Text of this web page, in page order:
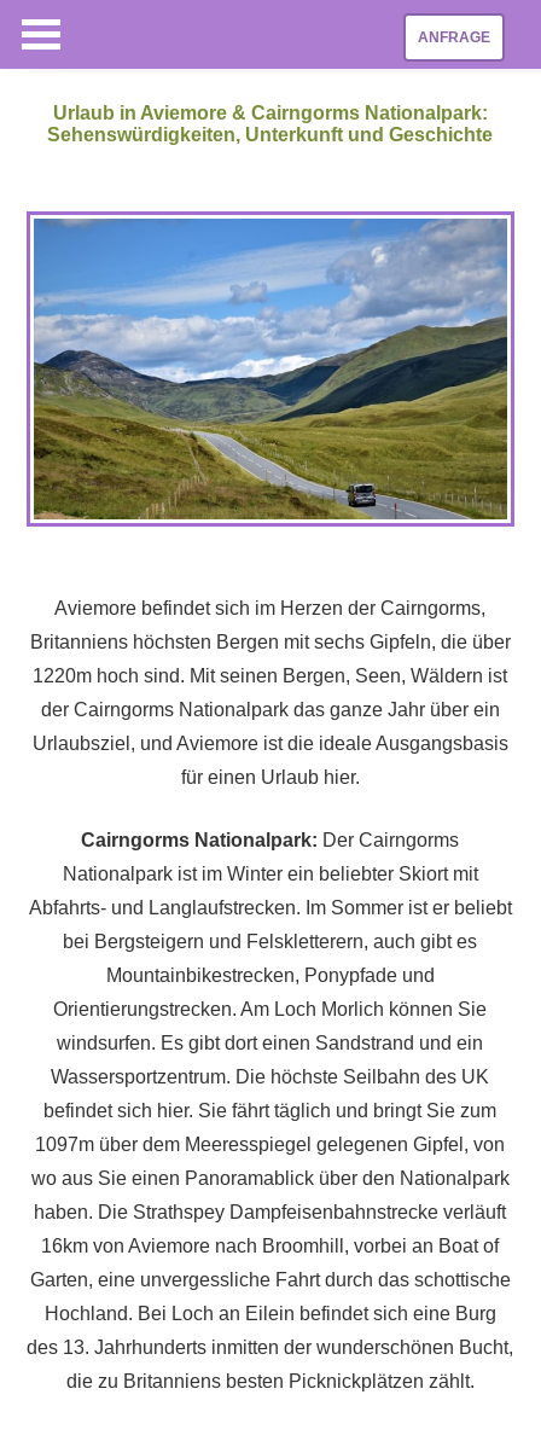
ANFRAGE
Urlaub in Aviemore & Cairngorms Nationalpark:
Sehenswürdigkeiten, Unterkunft und Geschichte
Aviemore befindet sich im Herzen der Cairngorms,
Britanniens höchsten Bergen mit sechs Gipfeln, die über
1220m hoch sind. Mit seinen Bergen, Seen, Wäldern ist
der Cairngorms Nationalpark das ganze Jahr über ein
Urlaubsziel, und Aviemore ist die ideale Ausgangsbasis
für einen Urlaub hier.
Cairngorms Nationalpark: Der Cairngorms
Nationalpark ist im Winter ein beliebter Skiort mit
Abfahrts- und Langlaufstrecken. Im Sommer ist er beliebt
bei Bergsteigern und Felskletterern, auch gibt es
Mountainbikestrecken, Ponypfade und
Orientierungstrecken. Am Loch Morlich können Sie
windsurfen. Es gibt dort einen Sandstrand und ein
Wassersportzentrum. Die höchste Seilbahn des UK
befindet sich hier. Sie fährt täglich und bringt Sie zum
1097m über dem Meeresspiegel gelegenen Gipfel, von
wo aus Sie einen Panoramablick über den Nationalpark
haben. Die Strathspey Dampfeisenbahnstrecke verläuft
16km von Aviemore nach Broomhill, vorbei an Boat of
Garten, eine unvergessliche Fahrt durch das schottische
Hochland. Bei Loch an Eilein befindet sich eine Burg
des 13. Jahrhunderts inmitten der wunderschönen Bucht,
die zu Britanniens besten Picknickplätzen zählt.